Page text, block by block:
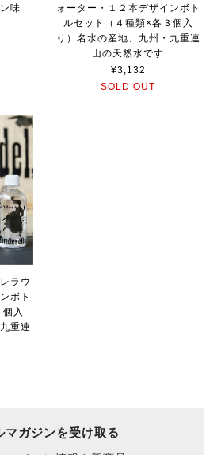
味
ォーター・１２本デザインボト
ルセット（４種類×各３個入
り）名水の産地、九州・九重連
山の天然水です
¥3,132
SOLD OUT
ラウ
ボト
入
重連
マガジンを受け取る